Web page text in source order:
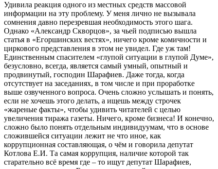
Удивила реакция одного из местных средств массовой
информации на эту проблему. У меня лично не вызывала
сомнения давно перезревшая необходимость этого шага.
Однако «Александр Скворцов», за чьей подписью вышла
статья в «Егоршинских вестях», ничего кроме комичности и
циркового представления в этом не увидел. Где уж там!
Единственным спасителем «глупой ситуации в глупой Думе»,
безусловно, всегда, является самый умный, опытный и
продвинутый, господин Шарафиев. Даже тогда, когда
отсутствует на заседаниях, в том числе и при проработке
выше озвученного вопроса. Очень сложно услышать и понять,
если не хочешь этого делать, а ищешь между строчек
«жареные факты», чтобы удивить читателей с целью
увеличения тиража газеты. Ничего, кроме бизнеса! И конечно,
сложно было понять отдельным индивидуумам, что в основе
сложившейся ситуации лежит не что иное, как
коррупционная составляющая, о чём и говорила депутат
Котлова Е.И. Та самая коррупция, наличие которой так
старательно всё время где – то ищут депутат Шарафиев,